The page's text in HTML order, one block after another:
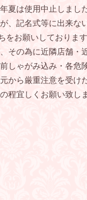
夏は使用中止しまし
、記名式等に出来な
ちをお願いしてお
その為に近隣店舗・
しゃがみ込み・各危
から厳重注意を受け
の程宜しくお願い致